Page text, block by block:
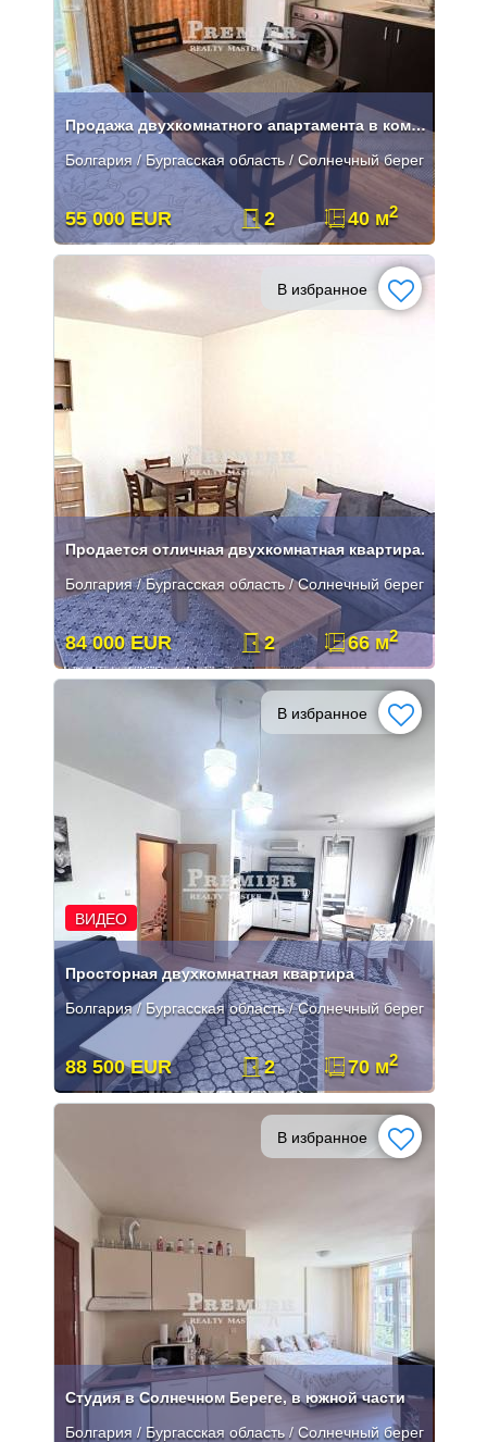
Продажа двухкомнатного апартамента в комплексе на Солнечном берегу
Болгария / Бургасская область / Солнечный берег
55 000 EUR 2 40 м2
В избранное
Продается отличная двухкомнатная квартира.
Болгария / Бургасская область / Солнечный берег
84 000 EUR 2 66 м2
В избранное
ВИДЕО
Просторная двухкомнатная квартира
Болгария / Бургасская область / Солнечный берег
88 500 EUR 2 70 м2
В избранное
Студия в Солнечном Береге, в южной части
Болгария / Бургасская область / Солнечный берег